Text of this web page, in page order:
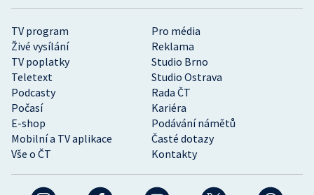
Volejbal
Ostatní
TV program
Pro média
Živé vysílání
Reklama
TV poplatky
Studio Brno
Teletext
Studio Ostrava
Podcasty
Rada ČT
Počasí
Kariéra
E-shop
Podávání námětů
Mobilní a TV aplikace
Časté dotazy
Vše o ČT
Kontakty